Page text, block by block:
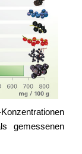
gemessenen